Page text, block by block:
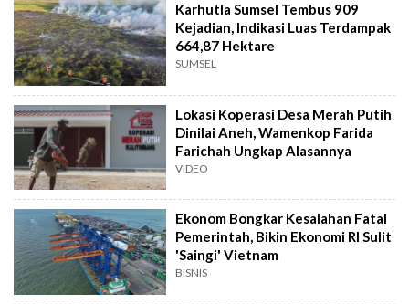
Karhutla Sumsel Tembus 909
Kejadian, Indikasi Luas Terdampak
664,87 Hektare
SUMSEL
Lokasi Koperasi Desa Merah Putih
Dinilai Aneh, Wamenkop Farida
Farichah Ungkap Alasannya
VIDEO
Ekonom Bongkar Kesalahan Fatal
Pemerintah, Bikin Ekonomi RI Sulit
'Saingi' Vietnam
BISNIS